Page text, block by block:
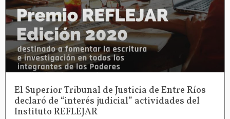
El Superior Tribunal de Justicia de Entre Ríos
declaró de “interés judicial” actividades del
Instituto REFLEJAR